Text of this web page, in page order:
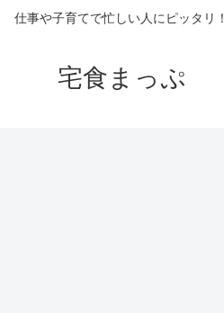
仕事や子育てで忙しい人にピッタリ！
宅食まっぷ